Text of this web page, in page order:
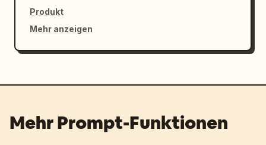
Produkt
Mehr anzeigen
Mehr Prompt-Funktionen